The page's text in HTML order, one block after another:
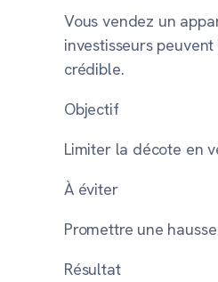
Vous vendez un
investisseurs
crédible.
Objectif
Limiter la décote en
À éviter
Promettre une
Résultat